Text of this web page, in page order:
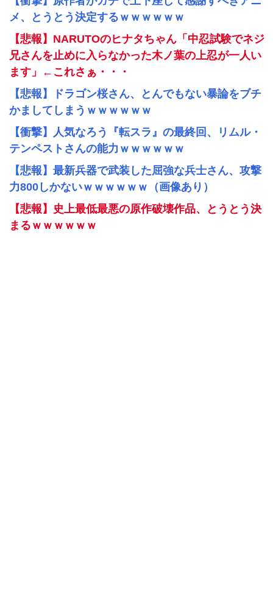
メ、とうとう決定するｗｗｗｗｗｗ
【悲報】NARUTOのヒナタちゃん「中忍試験でネジ
兄さんを止めに入らなかった木ノ葉の上忍が一人い
ます」←これさぁ・・・
【悲報】ドラゴン桜さん、とんでもない暴論をブチ
かましてしまうｗｗｗｗｗｗ
【衝撃】人気なろう『転スラ』の最終回、リムル・
テンペストさんの能力ｗｗｗｗｗｗ
【悲報】最新兵器で武装した屈強な兵士さん、攻撃
力800しかないｗｗｗｗｗｗ（画像あり）
【悲報】史上最低最悪の原作破壊作品、とうとう決
まるｗｗｗｗｗｗ